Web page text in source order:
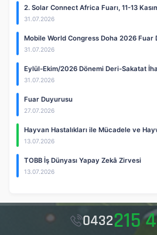
2. Solar Connect Africa Fuarı, 11-13
31.07.2026
Mobile World Congress Doha 2026 Fuar
31.07.2026
Eylül-Ekim/2026 Dönemi Deri-Sakatat
31.07.2026
Fuar Duyurusu
27.07.2026
Hayvan Hastalıkları ile Mücadele ve
13.07.2026
TOBB İş Dünyası Yapay Zekâ Zirvesi
13.07.2026
0432215